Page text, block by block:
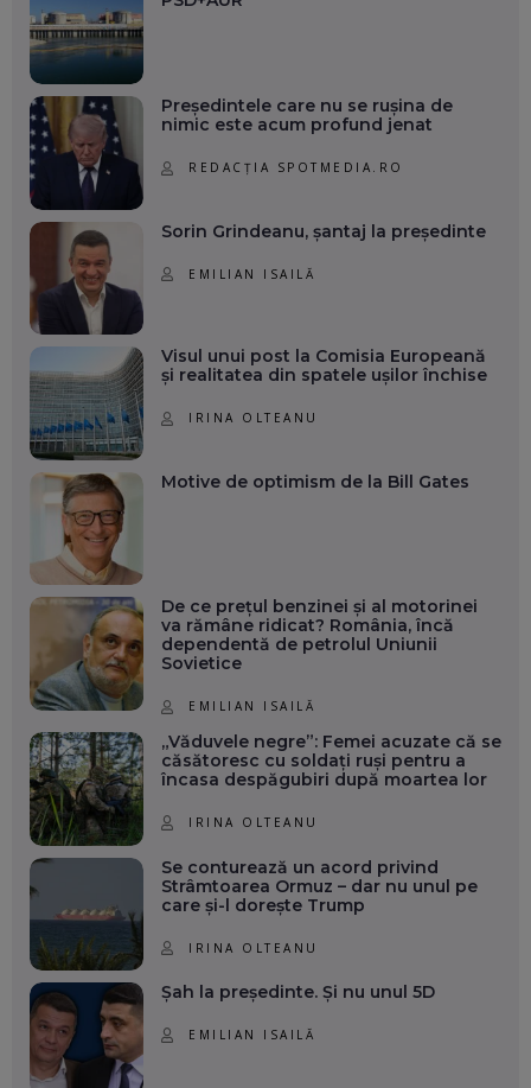
Președintele care nu se rușina de
nimic este acum profund jenat
REDACȚIA SPOTMEDIA.RO
Sorin Grindeanu, șantaj la președinte
EMILIAN ISAILĂ
Visul unui post la Comisia Europeană
și realitatea din spatele ușilor închise
IRINA OLTEANU
Motive de optimism de la Bill Gates
De ce prețul benzinei și al motorinei
va rămâne ridicat? România, încă
dependentă de petrolul Uniunii
Sovietice
EMILIAN ISAILĂ
„Văduvele negre”: Femei acuzate că se
căsătoresc cu soldați ruși pentru a
încasa despăgubiri după moartea lor
IRINA OLTEANU
Se conturează un acord privind
Strâmtoarea Ormuz – dar nu unul pe
care și-l dorește Trump
IRINA OLTEANU
Șah la președinte. Și nu unul 5D
EMILIAN ISAILĂ